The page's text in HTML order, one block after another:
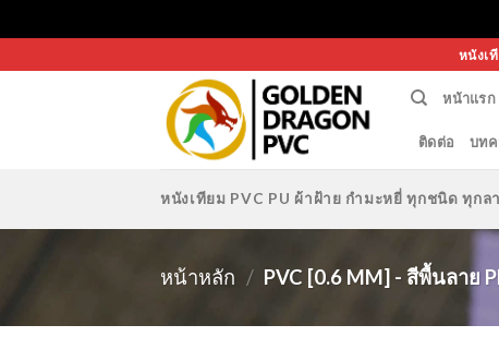
to
หนังเ
หน้าแรก
ติดต่อ บทค
หนังเทียม PVC PU ผ้าฝ้าย กำมะหยี่ ทุกชนิด ทุก
หน้าหลัก / PVC [0.6 MM] - สีพื้นลาย